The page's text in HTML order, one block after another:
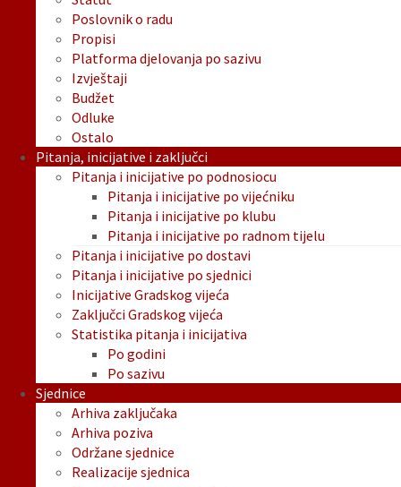
Poslovnik o radu
Propisi
Platforma djelovanja po sazivu
Izvještaji
Budžet
Odluke
Ostalo
Pitanja, inicijative i zaključci
Pitanja i inicijative po podnosiocu
Pitanja i inicijative po vijećniku
Pitanja i inicijative po klubu
Pitanja i inicijative po radnom tijelu
Pitanja i inicijative po dostavi
Pitanja i inicijative po sjednici
Inicijative Gradskog vijeća
Zaključci Gradskog vijeća
Statistika pitanja i inicijativa
Po godini
Po sazivu
Sjednice
Arhiva zaključaka
Arhiva poziva
Održane sjednice
Realizacije sjednica